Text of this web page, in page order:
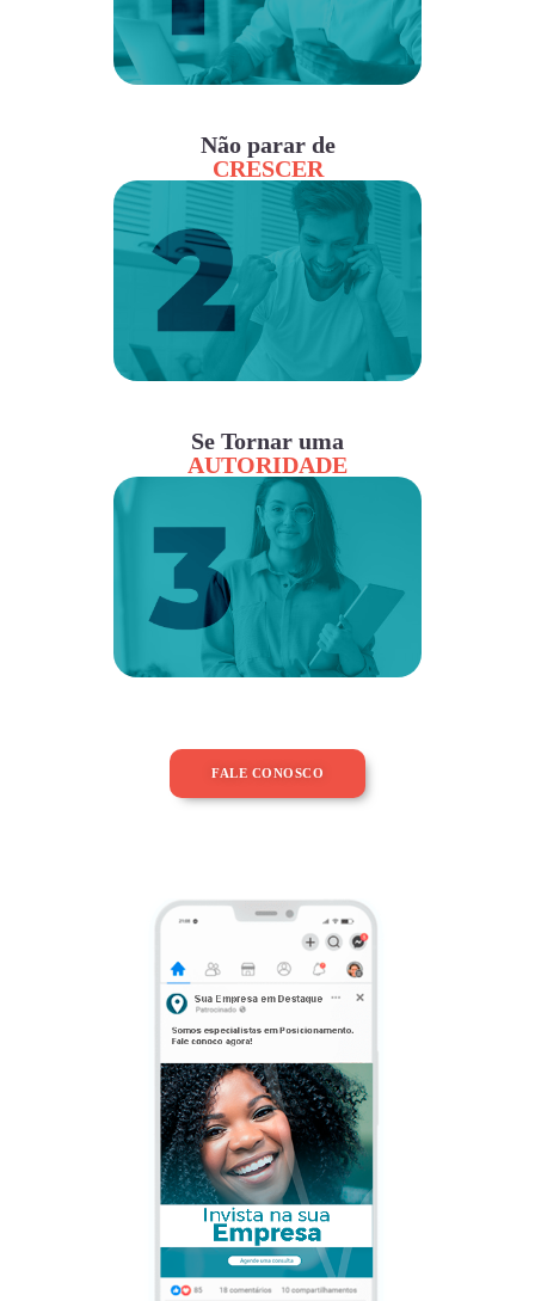
Não parar de
CRESCER
Se Tornar uma
AUTORIDADE
FALE CONOSCO